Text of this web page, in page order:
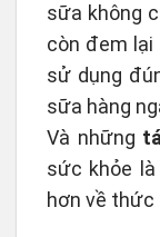
sữa không
còn đem
sử dụng
sữa hàng
Và những
sức khỏe
hơn về thức